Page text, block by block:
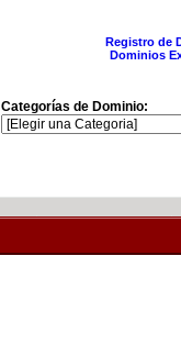
Registro de
Dominios
Categorías de Dominio: